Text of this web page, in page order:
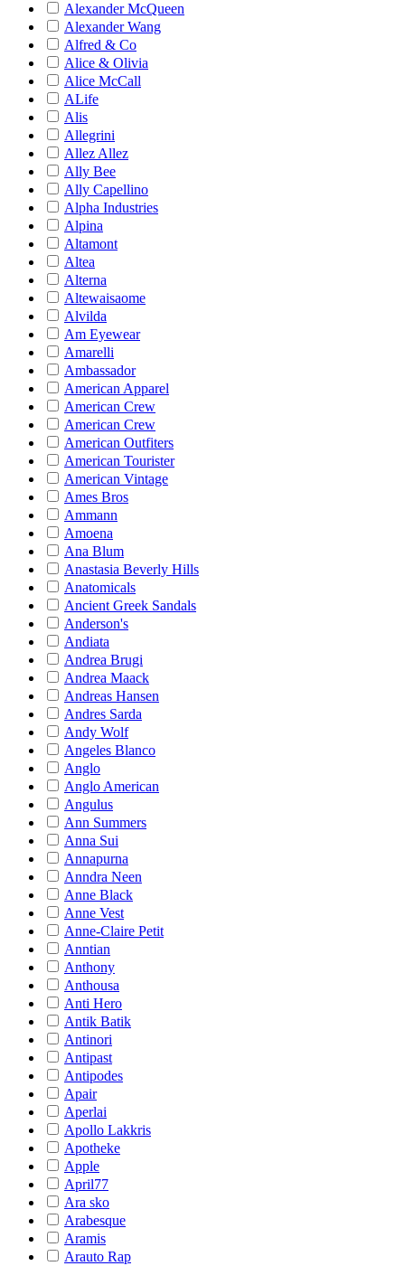
Alexander McQueen
Alexander Wang
Alfred & Co
Alice & Olivia
Alice McCall
ALife
Alis
Allegrini
Allez Allez
Ally Bee
Ally Capellino
Alpha Industries
Alpina
Altamont
Altea
Alterna
Altewaisaome
Alvilda
Am Eyewear
Amarelli
Ambassador
American Apparel
American Crew
American Crew
American Outfiters
American Tourister
American Vintage
Ames Bros
Ammann
Amoena
Ana Blum
Anastasia Beverly Hills
Anatomicals
Ancient Greek Sandals
Anderson's
Andiata
Andrea Brugi
Andrea Maack
Andreas Hansen
Andres Sarda
Andy Wolf
Angeles Blanco
Anglo
Anglo American
Angulus
Ann Summers
Anna Sui
Annapurna
Anndra Neen
Anne Black
Anne Vest
Anne-Claire Petit
Anntian
Anthony
Anthousa
Anti Hero
Antik Batik
Antinori
Antipast
Antipodes
Apair
Aperlai
Apollo Lakkris
Apotheke
Apple
April77
Ara sko
Arabesque
Aramis
Arauto Rap